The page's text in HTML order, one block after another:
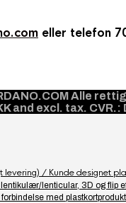
eller telefon
Alle
and excl. tax.
levering) / Kunde designet
lentikulær/lenticular, 3D og flip
med